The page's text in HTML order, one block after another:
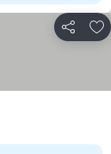
Del